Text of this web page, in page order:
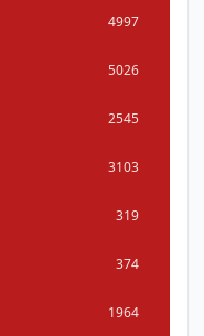
4997
5026
2545
3103
319
374
1964